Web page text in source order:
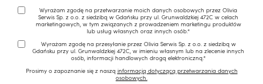
Wyrażam zgodę na przetwarzanie moich danych osobowych przez Olivia
Serwis Sp. z o.o. z siedzibą w Gdańsku przy ul. Grunwaldzkiej 472C w celach
marketingowych, w tym związanych z prowadzeniem marketingu produktów
lub usług własnych oraz innych osób.*
Wyrażam zgodę na przesyłanie przez Olivia Serwis Sp. z o.o. z siedzibą w
Gdańsku przy ul. Grunwaldzkiej 472C, w imieniu własnym lub na zlecenie innych
osób, informacji handlowych drogą elektroniczną.*
Prosimy o zapoznanie się z naszą informacją dotyczącą przetwarzania danych
osobowych.